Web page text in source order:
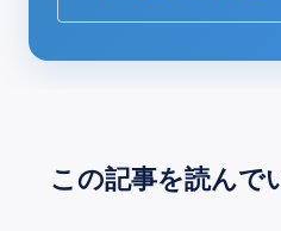
この記事を読んで